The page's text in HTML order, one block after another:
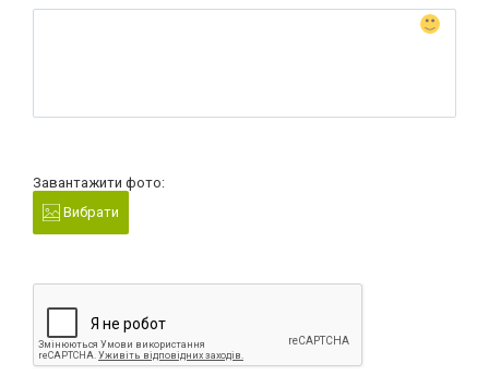
Завантажити фото:
Вибрати